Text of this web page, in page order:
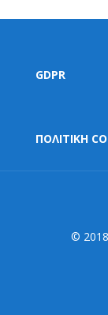
GDPR
ΠΟΛΙΤΙΚΗ
©